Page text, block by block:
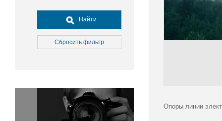
Досуг, туризм и отдых
Культура
Медицина
Окружающая среда
Политика
Правосудие
Найти
Сбросить фильтр
Опоры линии